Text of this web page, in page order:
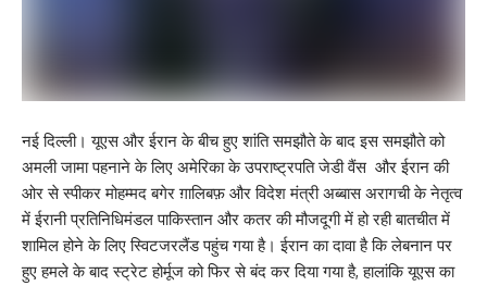
नई दिल्ली। यूएस और ईरान के बीच हुए शांति समझौते के बाद इस समझौते को
अमली जामा पहनाने के लिए अमेरिका के उपराष्ट्रपति जेडी वैंस और ईरान की
ओर से स्पीकर मोहम्मद बगेर ग़ालिबफ़ और विदेश मंत्री अब्बास अरागची के नेतृत्व
में ईरानी प्रतिनिधिमंडल पाकिस्तान और कतर की मौजदूगी में हो रही बातचीत में
शामिल होने के लिए स्विटजरलैंड पहुंच गया है। ईरान का दावा है कि लेबनान पर
हुए हमले के बाद स्ट्रेट होर्मूज को फिर से बंद कर दिया गया है, हालांकि यूएस का